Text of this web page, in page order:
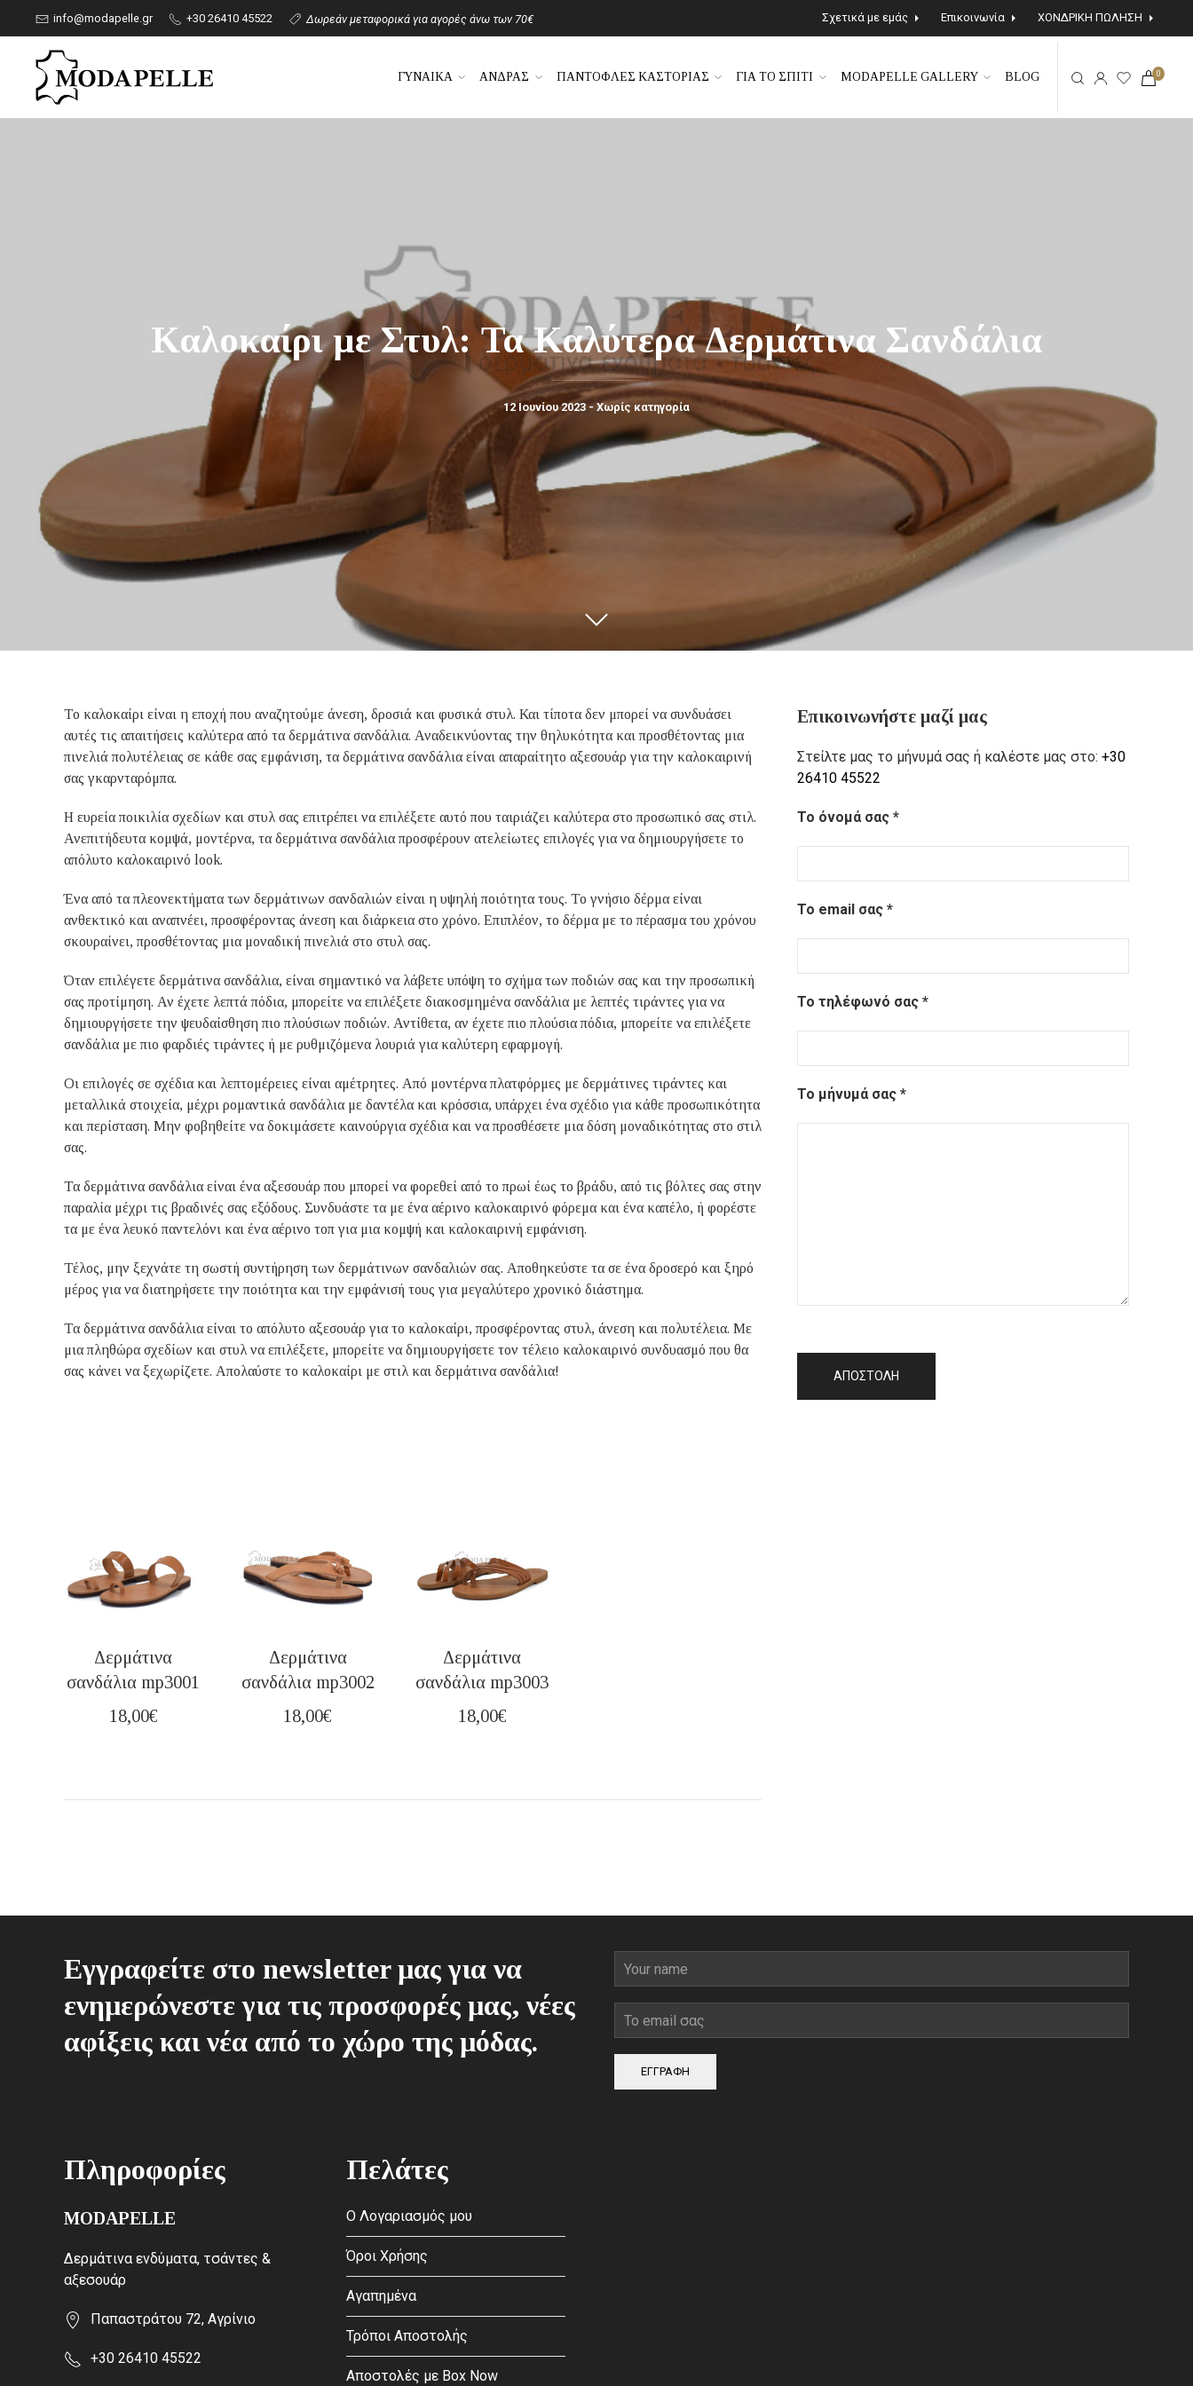
info@modapelle.gr +30 26410 45522 Δωρεάν μεταφορικά για αγορές άνω των 70€ Σχετικά με εμάς Επικοινωνία ΧΟΝΔΡΙΚΗ ΠΩΛΗΣΗ
ΓΥΝΑΙΚΑ ΑΝΔΡΑΣ ΠΑΝΤΟΦΛΕΣ ΚΑΣΤΟΡΙΑΣ ΓΙΑ ΤΟ ΣΠΙΤΙ MODAPELLE GALLERY BLOG 0
Καλοκαίρι με Στυλ: Τα Καλύτερα Δερμάτινα Σανδάλια
12 Ιουνίου 2023 - Χωρίς κατηγορία
Το καλοκαίρι είναι η εποχή που αναζητούμε άνεση, δροσιά και φυσικά στυλ. Και τίποτα δεν μπορεί να συνδυάσει
αυτές τις απαιτήσεις καλύτερα από τα δερμάτινα σανδάλια. Αναδεικνύοντας την θηλυκότητα και προσθέτοντας μια
πινελιά πολυτέλειας σε κάθε σας εμφάνιση, τα δερμάτινα σανδάλια είναι απαραίτητο αξεσουάρ για την καλοκαιρινή
σας γκαρνταρόμπα.
Η ευρεία ποικιλία σχεδίων και στυλ σας επιτρέπει να επιλέξετε αυτό που ταιριάζει καλύτερα στο προσωπικό σας στιλ.
Ανεπιτήδευτα κομψά, μοντέρνα, τα δερμάτινα σανδάλια προσφέρουν ατελείωτες επιλογές για να δημιουργήσετε το
απόλυτο καλοκαιρινό look.
Ένα από τα πλεονεκτήματα των δερμάτινων σανδαλιών είναι η υψηλή ποιότητα τους. Το γνήσιο δέρμα είναι
ανθεκτικό και αναπνέει, προσφέροντας άνεση και διάρκεια στο χρόνο. Επιπλέον, το δέρμα με το πέρασμα του χρόνου
σκουραίνει, προσθέτοντας μια μοναδική πινελιά στο στυλ σας.
Όταν επιλέγετε δερμάτινα σανδάλια, είναι σημαντικό να λάβετε υπόψη το σχήμα των ποδιών σας και την προσωπική
σας προτίμηση. Αν έχετε λεπτά πόδια, μπορείτε να επιλέξετε διακοσμημένα σανδάλια με λεπτές τιράντες για να
δημιουργήσετε την ψευδαίσθηση πιο πλούσιων ποδιών. Αντίθετα, αν έχετε πιο πλούσια πόδια, μπορείτε να επιλέξετε
σανδάλια με πιο φαρδιές τιράντες ή με ρυθμιζόμενα λουριά για καλύτερη εφαρμογή.
Οι επιλογές σε σχέδια και λεπτομέρειες είναι αμέτρητες. Από μοντέρνα πλατφόρμες με δερμάτινες τιράντες και
μεταλλικά στοιχεία, μέχρι ρομαντικά σανδάλια με δαντέλα και κρόσσια, υπάρχει ένα σχέδιο για κάθε προσωπικότητα
και περίσταση. Μην φοβηθείτε να δοκιμάσετε καινούργια σχέδια και να προσθέσετε μια δόση μοναδικότητας στο στιλ
σας.
Τα δερμάτινα σανδάλια είναι ένα αξεσουάρ που μπορεί να φορεθεί από το πρωί έως το βράδυ, από τις βόλτες σας στην
παραλία μέχρι τις βραδινές σας εξόδους. Συνδυάστε τα με ένα αέρινο καλοκαιρινό φόρεμα και ένα καπέλο, ή φορέστε
τα με ένα λευκό παντελόνι και ένα αέρινο τοπ για μια κομψή και καλοκαιρινή εμφάνιση.
Τέλος, μην ξεχνάτε τη σωστή συντήρηση των δερμάτινων σανδαλιών σας. Αποθηκεύστε τα σε ένα δροσερό και ξηρό
μέρος για να διατηρήσετε την ποιότητα και την εμφάνισή τους για μεγαλύτερο χρονικό διάστημα.
Τα δερμάτινα σανδάλια είναι το απόλυτο αξεσουάρ για το καλοκαίρι, προσφέροντας στυλ, άνεση και πολυτέλεια. Με
μια πληθώρα σχεδίων και στυλ να επιλέξετε, μπορείτε να δημιουργήσετε τον τέλειο καλοκαιρινό συνδυασμό που θα
σας κάνει να ξεχωρίζετε. Απολαύστε το καλοκαίρι με στιλ και δερμάτινα σανδάλια!
Δερμάτινα
σανδάλια mp3001
18,00€
Δερμάτινα
σανδάλια mp3002
18,00€
Δερμάτινα
σανδάλια mp3003
18,00€
Επικοινωνήστε μαζί μας
Στείλτε μας το μήνυμά σας ή καλέστε μας στο:+30
26410 45522
Το όνομά σας *
Το email σας *
Το τηλέφωνό σας *
Το μήνυμά σας *
Εγγραφείτε στο newsletter μας για να
ενημερώνεστε για τις προσφορές μας, νέες
αφίξεις και νέα από το χώρο της μόδας.
ΕΓΓΡΑΦΗ
Πληροφορίες
MODAPELLE
Δερμάτινα ενδύματα, τσάντες &
αξεσουάρ
Παπαστράτου 72, Αγρίνιο
+30 26410 45522
Πελάτες
Ο Λογαριασμός μου
Όροι Χρήσης
Αγαπημένα
Τρόποι Αποστολής
Αποστολές με Box Now